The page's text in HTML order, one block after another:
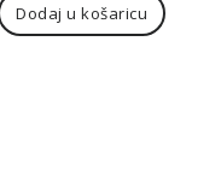
Dodaj u košaricu